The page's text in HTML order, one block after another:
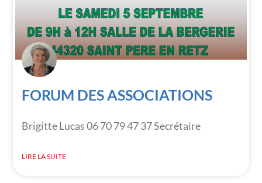
FORUM DES ASSOCIATIONS
Brigitte Lucas 06 70 79 47 37 Secrétaire
LIRE LA SUITE